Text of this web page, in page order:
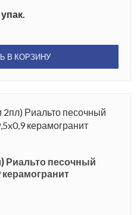
упак.
В КОРЗИНУ
Риальто песочный